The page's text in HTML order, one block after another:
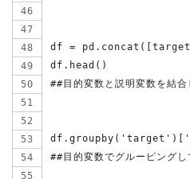
df =
df.head()
##目的変数と説明変数を結合
##目的変数でグルーピング